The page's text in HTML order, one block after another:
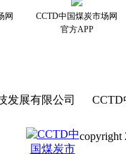
网
CCTD中国煤炭市场网
官方APP
发展有限公司
copyright